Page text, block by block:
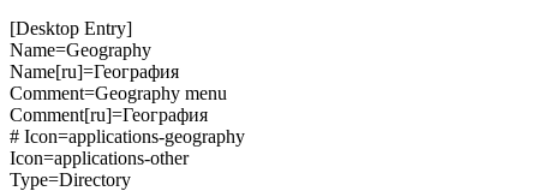
[Desktop Entry]
Name=Geography
Name[ru]=География
Comment=Geography menu
Comment[ru]=География
# Icon=applications-geography
Icon=applications-other
Type=Directory